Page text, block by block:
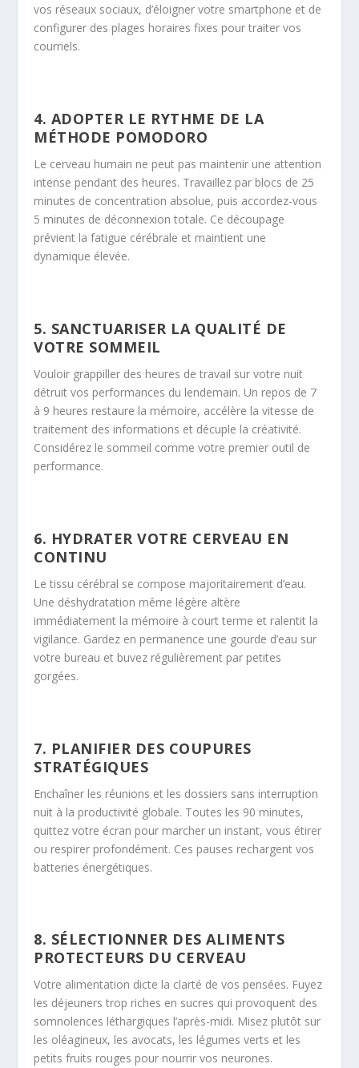
vos réseaux sociaux, d’éloigner votre smartphone et de
configurer des plages horaires fixes pour traiter vos
courriels.
4. ADOPTER LE RYTHME DE LA
MÉTHODE POMODORO
Le cerveau humain ne peut pas maintenir une attention
intense pendant des heures. Travaillez par blocs de 25
minutes de concentration absolue, puis accordez-vous
5 minutes de déconnexion totale. Ce découpage
prévient la fatigue cérébrale et maintient une
dynamique élevée.
5. SANCTUARISER LA QUALITÉ DE
VOTRE SOMMEIL
Vouloir grappiller des heures de travail sur votre nuit
détruit vos performances du lendemain. Un repos de 7
à 9 heures restaure la mémoire, accélère la vitesse de
traitement des informations et décuple la créativité.
Considérez le sommeil comme votre premier outil de
performance.
6. HYDRATER VOTRE CERVEAU EN
CONTINU
Le tissu cérébral se compose majoritairement d’eau.
Une déshydratation même légère altère
immédiatement la mémoire à court terme et ralentit la
vigilance. Gardez en permanence une gourde d’eau sur
votre bureau et buvez régulièrement par petites
gorgées.
7. PLANIFIER DES COUPURES
STRATÉGIQUES
Enchaîner les réunions et les dossiers sans interruption
nuit à la productivité globale. Toutes les 90 minutes,
quittez votre écran pour marcher un instant, vous étirer
ou respirer profondément. Ces pauses rechargent vos
batteries énergétiques.
8. SÉLECTIONNER DES ALIMENTS
PROTECTEURS DU CERVEAU
Votre alimentation dicte la clarté de vos pensées. Fuyez
les déjeuners trop riches en sucres qui provoquent des
somnolences léthargiques l’après-midi. Misez plutôt sur
les oléagineux, les avocats, les légumes verts et les
petits fruits rouges pour nourrir vos neurones.